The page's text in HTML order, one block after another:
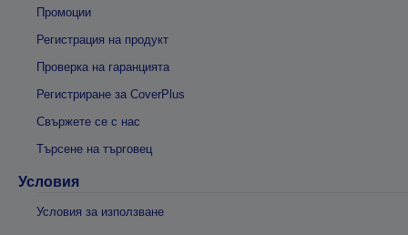
Промоции
Регистрация на продукт
Проверка на гаранцията
Регистриране за CoverPlus
Свържете се с нас
Търсене на търговец
Условия
Условия за използване